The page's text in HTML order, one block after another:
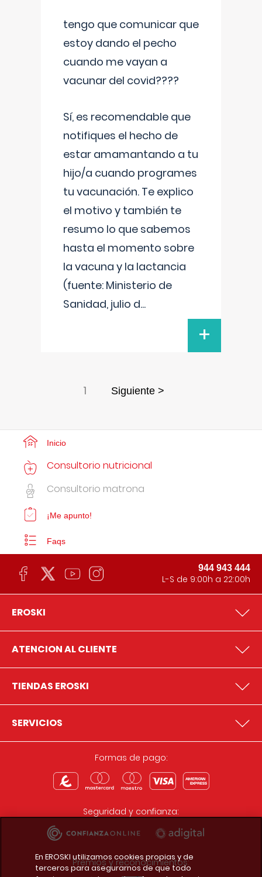
tengo que comunicar que
estoy dando el pecho
cuando me vayan a
vacunar del covid????
Sí, es recomendable que
notifiques el hecho de
estar amamantando a tu
hijo/a cuando programes
tu vacunación. Te explico
el motivo y también te
resumo lo que sabemos
hasta el momento sobre
la vacuna y la lactancia
(fuente: Ministerio de
Sanidad, julio d...
+
1 Siguiente >
Inicio
Consultorio nutricional
Consultorio matrona
¡Me apunto!
Faqs
944 943 444
L-S de 9:00h a 22:00h
EROSKI
ATENCION AL CLIENTE
TIENDAS EROSKI
SERVICIOS
Formas de pago:
Seguridad y confianza:
Premios y reconocimientos:
En EROSKI utilizamos cookies propias y de
terceros para asegurarnos de que todo